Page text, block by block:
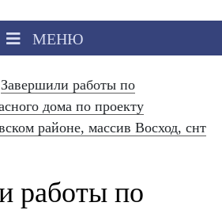
МЕНЮ
Завершили работы по
дома по проекту
районе, массив Восход, снт
работы по